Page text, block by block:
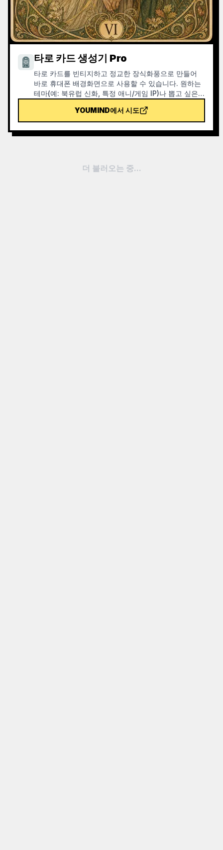
타로 카드 생성기 Pro
타로 카드를 빈티지하고 정교한 장식화풍으로 만들어
바로 휴대폰 배경화면으로 사용할 수 있습니다. 원하는
테마(예: 북유럽 신화, 특정 애니/게임 IP)나 뽑고 싶은
타로 카드 이미지를 생성합니다. 전체 78장, 단일 그룹
또는 원하는 몇 장을 지원하며, 이미지는 정교하고 보기
좋으며 거친 AI 플라스틱 느낌이 없습니다. YouMind
YOUMIND에서 시도
더 불러오는 중...